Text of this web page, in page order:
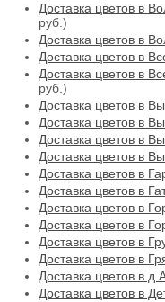
Доставка цветов в
руб.)
Доставка цветов в
Доставка цветов в
Доставка цветов в
руб.)
Доставка цветов в
Доставка цветов в
Доставка цветов в
Доставка цветов в
Доставка цветов в
Доставка цветов в
Доставка цветов в
Доставка цветов в
Доставка цветов в
Доставка цветов в
Доставка цветов в д
Доставка цветов в